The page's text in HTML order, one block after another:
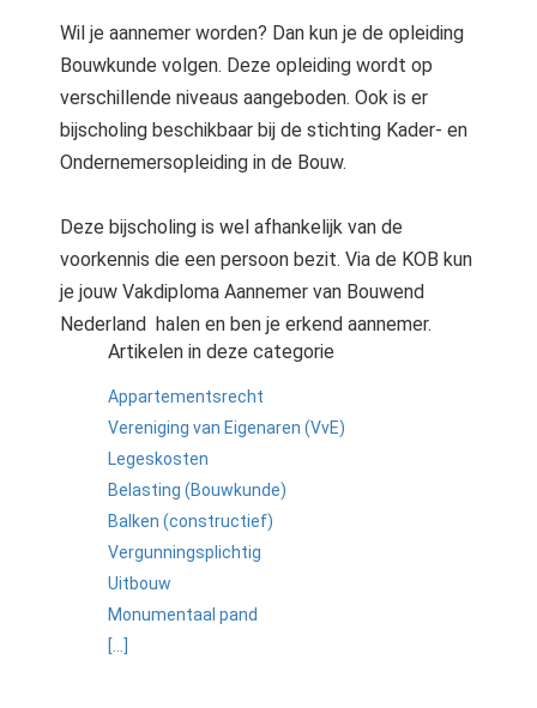
Wil je aannemer worden? Dan kun je de opleiding
Bouwkunde volgen. Deze opleiding wordt op
verschillende niveaus aangeboden. Ook is er
bijscholing beschikbaar bij de stichting Kader- en
Ondernemersopleiding in de Bouw.
Deze bijscholing is wel afhankelijk van de
voorkennis die een persoon bezit. Via de KOB kun
je jouw Vakdiploma Aannemer van Bouwend
Nederland halen en ben je erkend aannemer.
Artikelen in deze categorie
Appartementsrecht
Vereniging van Eigenaren (VvE)
Legeskosten
Belasting (Bouwkunde)
Balken (constructief)
Vergunningsplichtig
Uitbouw
Monumentaal pand
[...]